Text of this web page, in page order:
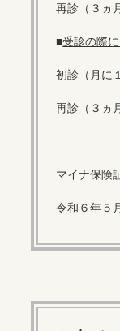
再診（３ヵ
■受診の際
初診（月に
再診（３ヵ
マイナ保険
令和６年５